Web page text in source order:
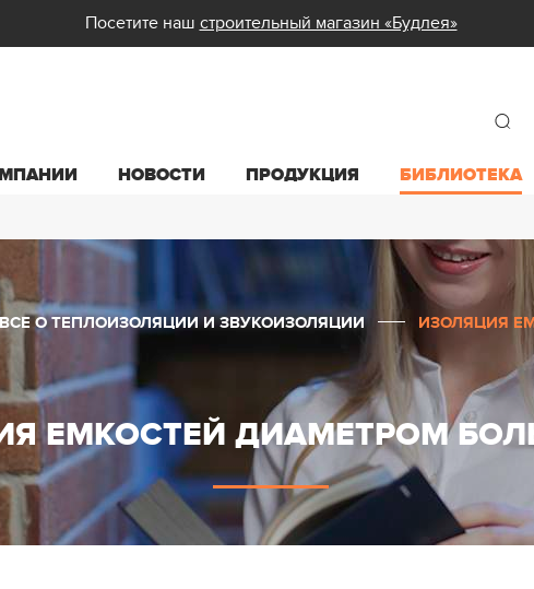
Посетите наш строительный магазин «Будлея»
НОВОСТИ ПРОДУКЦИЯ БИБЛИОТЕКА
ЕМКОСТЕЙ ДИАМЕТРОМ
О ТЕПЛОИЗОЛЯЦИИ И ЗВУКОИЗОЛЯЦИИ ИЗОЛЯЦИЯ